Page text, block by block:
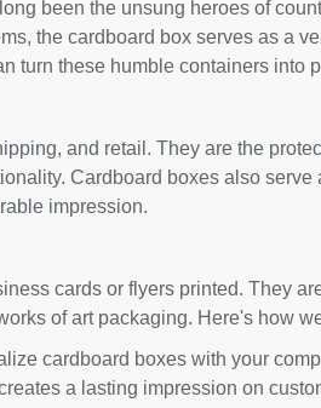
been the unsung heroes of
the cardboard box serves as a
turn these humble containers into
and retail. They are the
Cardboard boxes also
impression.
cards or flyers printed. They
of art packaging. Here's how
cardboard boxes with your
a lasting impression on